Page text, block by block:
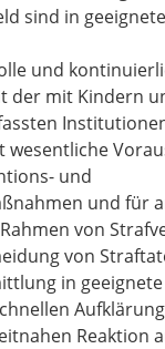
sind in
und
der mit Kindern
wesentliche
und
und für
von
von
in
Reaktion